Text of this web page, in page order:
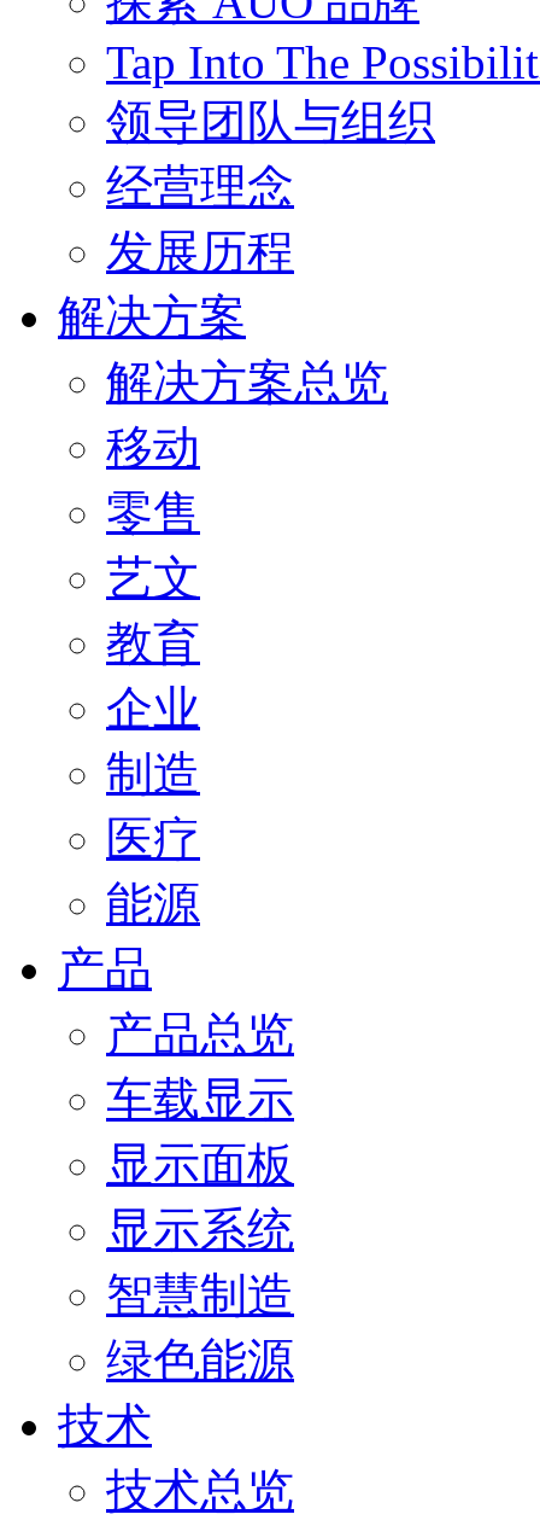
Tap Into The
领导团队与组织
经营理念
发展历程
解决方案
解决方案总览
移动
零售
艺文
教育
企业
制造
医疗
能源
产品
产品总览
车载显示
显示面板
显示系统
智慧制造
绿色能源
技术
技术总览